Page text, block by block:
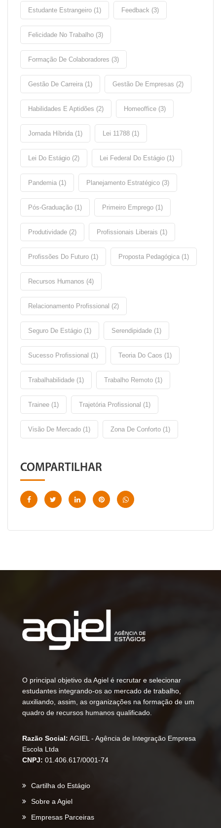
Estudante Estrangeiro (1) Feedback (3)
Felicidade No Trabalho (3)
Formação De Colaboradores (3)
Gestão De Carreira (1) Gestão De Empresas (2)
Habilidades E Aptidões (2) Homeoffice (3)
Jornada Híbrida (1) Lei 11788 (1)
Lei Do Estágio (2) Lei Federal Do Estágio (1)
Pandemia (1) Planejamento Estratégico (3)
Pós-Graduação (1) Primeiro Emprego (1)
Produtividade (2) Profissionais Liberais (1)
Profissões Do Futuro (1) Proposta Pedagógica (1)
Recursos Humanos (4)
Relacionamento Profissional (2)
Seguro De Estágio (1) Serendipidade (1)
Sucesso Profissional (1) Teoria Do Caos (1)
Trabalhabilidade (1) Trabalho Remoto (1)
Trainee (1) Trajetória Profissional (1)
Visão De Mercado (1) Zona De Conforto (1)
COMPARTILHAR
O principal objetivo da Agiel é recrutar e selecionar
estudantes integrando-os ao mercado de trabalho,
auxiliando, assim, as organizações na formação de um
quadro de recursos humanos qualificado.
Razão Social: AGIEL - Agência de Integração Empresa
Escola Ltda
CNPJ: 01.406.617/0001-74
Cartilha do Estágio
Sobre a Agiel
Empresas Parceiras